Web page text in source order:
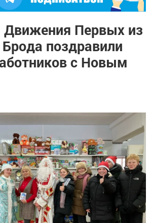
Движения Первых из
поздравили
с Новым